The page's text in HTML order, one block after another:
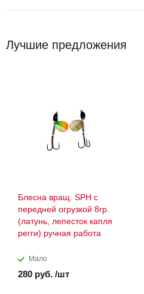
Лучшие предложения
Блесна вращ. SPH с
передней огрузкой 8гр.
(латунь, лепесток капля
регги) ручная работа
Мало
280 руб. /шт